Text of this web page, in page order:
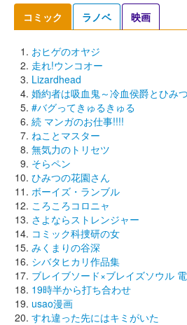
コミック ラノベ 映画
おヒゲのオヤジ
走れ!ウンコオー
Lizardhead
婚約者は吸血鬼～冷血侯爵とひみ
#バグってきゅるきゅる
続 マンガのお仕事!!!!
ねことマスター
無気力のトリセツ
そらペン
ひみつの花園さん
ボーイズ・ランブル
ころころコロニャ
さよならストレンジャー
コミック科捜研の女
みくまりの谷深
シバタヒカリ作品集
ブレイブソード×ブレイズソウル
19時半から打ち合わせ
usao漫画
すれ違った先にはキミがいた